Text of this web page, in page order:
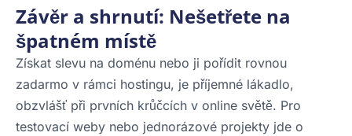
Závěr a shrnutí: Nešetřete na
špatném místě
Získat slevu na doménu nebo ji pořídit rovnou
zadarmo v rámci hostingu, je příjemné lákadlo,
obzvlášť při prvních krůčcích v online světě. Pro
testovací weby nebo jednorázové projekty jde o